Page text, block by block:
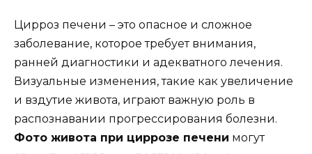
Цирроз печени – это опасное и сложное
заболевание, которое требует внимания,
ранней диагностики и адекватного лечения.
Визуальные изменения, такие как увеличение
и вздутие живота, играют важную роль в
распознавании прогрессирования болезни.
Фото живота при циррозе печени могут